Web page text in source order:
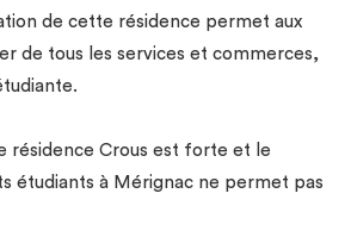
de cette résidence permet aux
de tous les services et commerces,
résidence Crous est forte et le
étudiants à Mérignac ne permet pas